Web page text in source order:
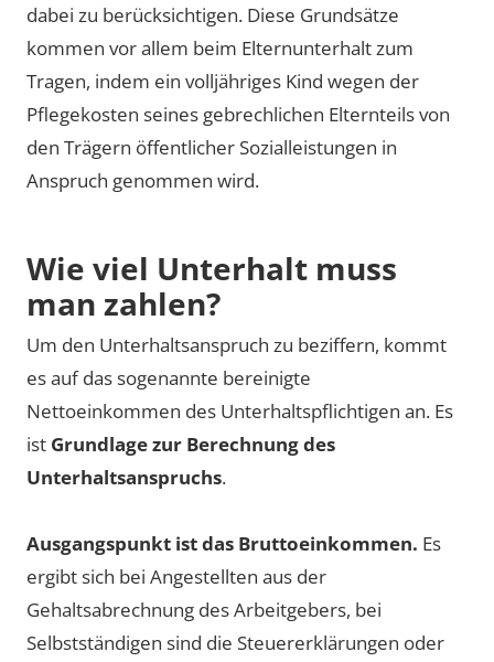
dabei zu berücksichtigen. Diese Grundsätze
kommen vor allem beim Elternunterhalt zum
Tragen, indem ein volljähriges Kind wegen der
Pflegekosten seines gebrechlichen Elternteils von
den Trägern öffentlicher Sozialleistungen in
Anspruch genommen wird.
Wie viel Unterhalt muss
man zahlen?
Um den Unterhaltsanspruch zu beziffern, kommt
es auf das sogenannte bereinigte
Nettoeinkommen des Unterhaltspflichtigen an. Es
ist Grundlage zur Berechnung des
Unterhaltsanspruchs.
Ausgangspunkt ist das Bruttoeinkommen. Es
ergibt sich bei Angestellten aus der
Gehaltsabrechnung des Arbeitgebers, bei
Selbstständigen sind die Steuererklärungen oder